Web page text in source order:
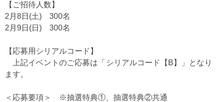
【ご招待人数】
2月8日(土) 300名
2月9日(日) 300名
【応募用シリアルコード】
上記イベントのご応募は「シリアルコード【B】」となり
ます。
＜応募要項＞ ※抽選特典①、抽選特典②共通